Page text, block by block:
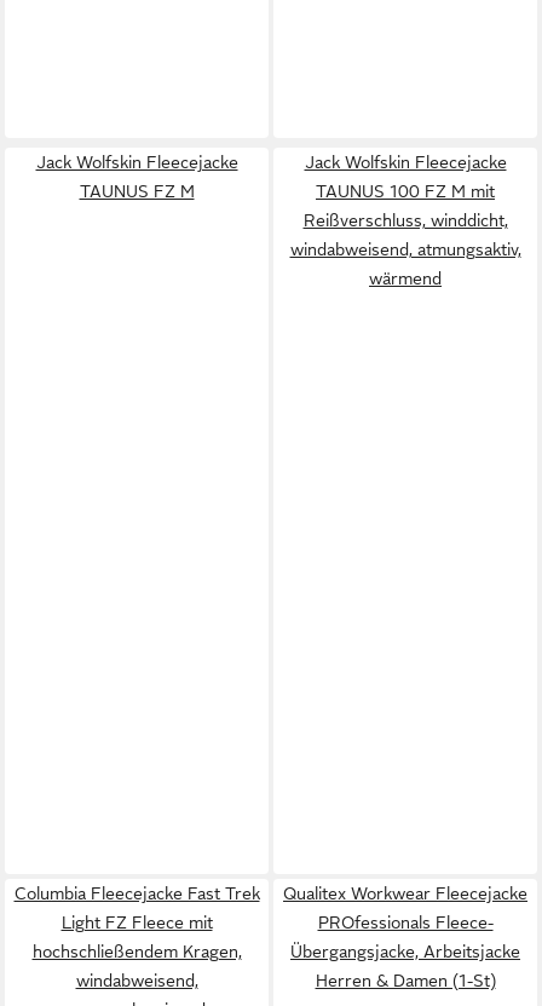
Jack Wolfskin Fleecejacke
TAUNUS FZ M
Jack Wolfskin Fleecejacke
TAUNUS 100 FZ M mit
Reißverschluss, winddicht,
windabweisend, atmungsaktiv,
wärmend
Columbia Fleecejacke Fast Trek
Light FZ Fleece mit
hochschließendem Kragen,
windabweisend,
Qualitex Workwear Fleecejacke
PROfessionals Fleece-
Übergangsjacke, Arbeitsjacke
Herren & Damen (1-St)